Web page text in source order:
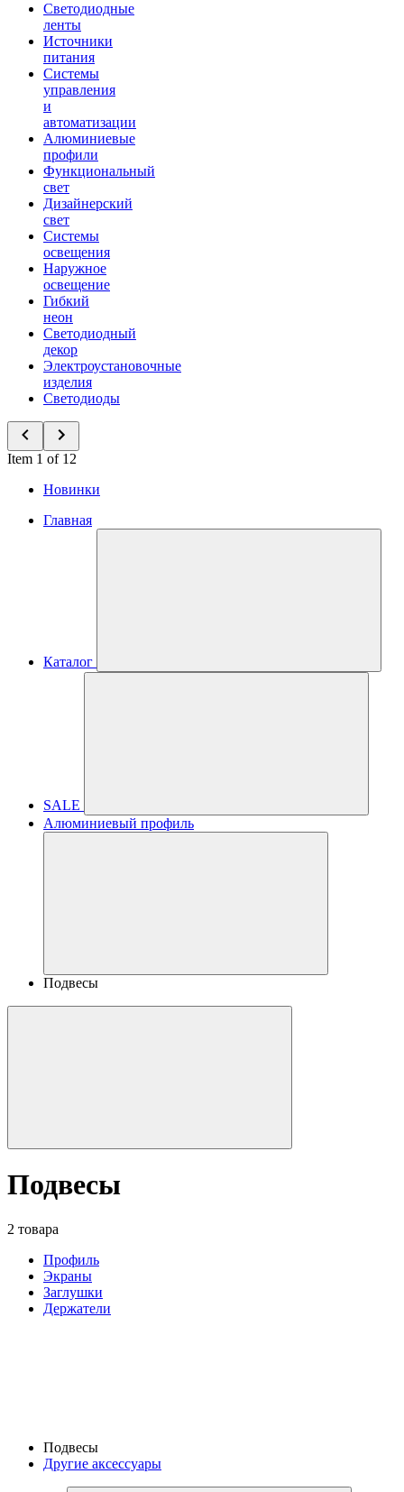
Светодиодные
ленты
Источники
питания
Системы
управления
и
автоматизации
Алюминиевые
профили
Функциональный
свет
Дизайнерский
свет
Системы
освещения
Наружное
освещение
Гибкий
неон
Светодиодный
декор
Электроустановочные
изделия
Светодиоды
Item 1 of 12
Новинки
Главная
Каталог
SALE
Алюминиевый профиль
Подвесы
Подвесы
2 товара
Профиль
Экраны
Заглушки
Держатели
Подвесы
Другие аксессуары